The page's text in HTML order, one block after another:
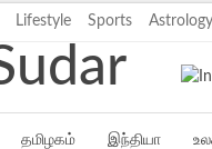
Lifestyle Sports Astrology
தமிழகம் இந்தியா